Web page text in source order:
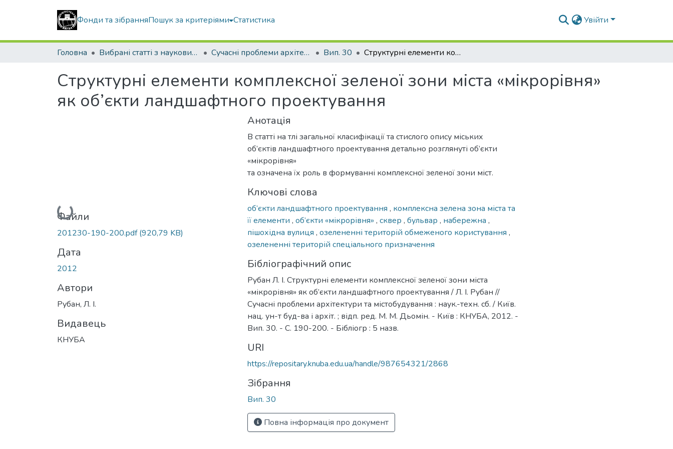
Фонди та зібранняПошук за критеріями Статистика Увійти
Головна Вибрані статті з наукових збірників КНУБА Сучасні проблеми архітектури та містобудування Вип. 30 Структурні елементи комплексної зеленої зони міста «мікрорівня» як об’єкти ландшафтного проектування
Структурні елементи комплексної зеленої зони міста «мікрорівня»
як об’єкти ландшафтного проектування
Вантажиться...
Файли
201230-190-200.pdf(920,79 KB)
Дата
2012
Автори
Рубан, Л. І.
Видавець
КНУБА
Анотація
В статті на тлі загальної класифікації та стислого опису міських
об’єктів ландшафтного проектування детально розглянуті об’єкти
«мікрорівня»
та означена їх роль в формуванні комплексної зеленої зони міст.
Ключові слова
об’єкти ландшафтного проектування , комплексна зелена зона міста та
її елементи , об’єкти «мікрорівня» , сквер , бульвар , набережна ,
пішохідна вулиця , озелененні територій обмеженого користування ,
озелененні територій спеціального призначення
Бібліографічний опис
Рубан Л. І. Структурні елементи комплексної зеленої зони міста
«мікрорівня» як об’єкти ландшафтного проектування / Л. І. Рубан //
Сучасні проблеми архітектури та містобудування : наук.-техн. сб. / Київ.
нац. ун-т буд-ва і архіт. ; відп. ред. М. М. Дьомін. - Київ : КНУБА, 2012. -
Вип. 30. - С. 190-200. - Бібліогр : 5 назв.
URI
https://repositary.knuba.edu.ua/handle/987654321/2868
Зібрання
Вип. 30
Повна інформація про документ